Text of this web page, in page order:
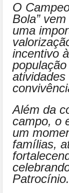
O
Bola”
uma
incentivo
Além da
campo, o
um
famílias,
Patrocínio.